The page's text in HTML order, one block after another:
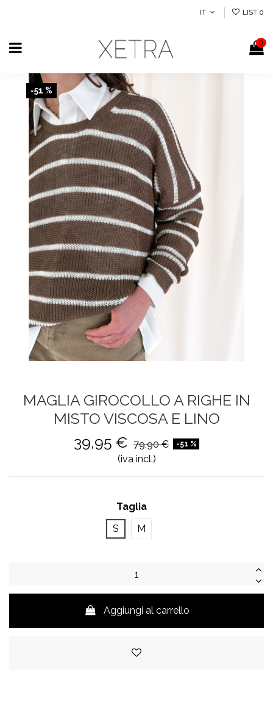
IT LIST 0
0
-51 %
MAGLIA GIROCOLLO A RIGHE IN
MISTO VISCOSA E LINO
39,95 € 79,90 € -51 %
(iva incl.)
Taglia
S
M
Aggiungi al carrello